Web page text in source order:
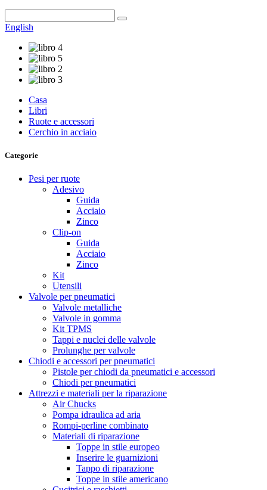
English
Casa
Libri
Ruote e accessori
Cerchio in acciaio
Categorie
Pesi per ruote
Adesivo
Guida
Acciaio
Zinco
Clip-on
Guida
Acciaio
Zinco
Kit
Utensili
Valvole per pneumatici
Valvole metalliche
Valvole in gomma
Kit TPMS
Tappi e nuclei delle valvole
Prolunghe per valvole
Chiodi e accessori per pneumatici
Pistole per chiodi da pneumatici e accessori
Chiodi per pneumatici
Attrezzi e materiali per la riparazione
Air Chucks
Pompa idraulica ad aria
Rompi-perline combinato
Materiali di riparazione
Toppe in stile europeo
Inserire le guarnizioni
Tappo di riparazione
Toppe in stile americano